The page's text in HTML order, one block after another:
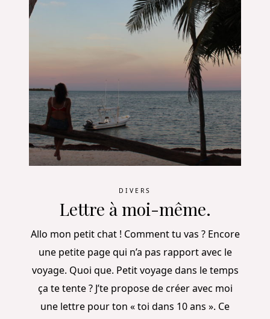
DIVERS
Lettre à moi-même.
Allo mon petit chat ! Comment tu vas ? Encore
une petite page qui n’a pas rapport avec le
voyage. Quoi que. Petit voyage dans le temps
ça te tente ? J’te propose de créer avec moi
une lettre pour ton « toi dans 10 ans ». Ce